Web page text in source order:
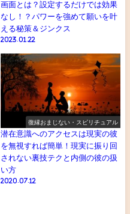
画面とは？設定するだけでは効果
なし！？パワーを強めて願いを叶
える秘策＆ジンクス
2023.01.22
復縁おまじない・スピリチュアル
潜在意識へのアクセスは現実の彼
を無視すれば簡単！現実に振り回
されない裏技テクと内側の彼の扱
い方
2020.07.12